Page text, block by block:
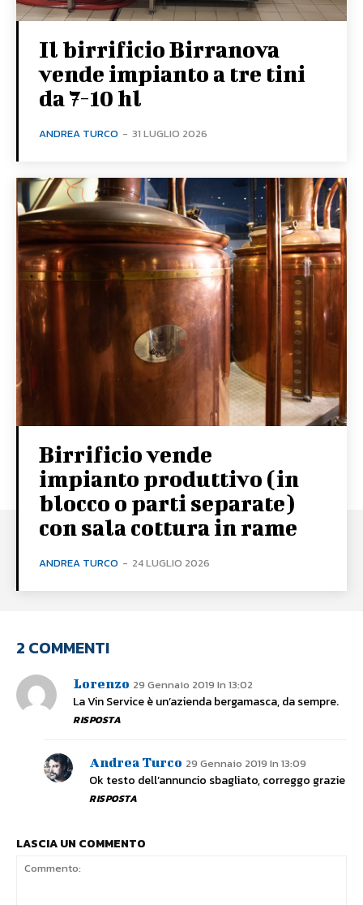
Il birrificio Birranova
vende impianto a tre tini
da 7-10 hl
ANDREA TURCO - 31 LUGLIO 2026
Birrificio vende
impianto produttivo (in
blocco o parti separate)
con sala cottura in rame
ANDREA TURCO - 24 LUGLIO 2026
2 COMMENTI
Lorenzo 29 Gennaio 2019 In 13:02
La Vin Service è un’azienda bergamasca, da sempre.
RISPOSTA
Andrea Turco 29 Gennaio 2019 In 13:09
Ok testo dell’annuncio sbagliato, correggo grazie
RISPOSTA
LASCIA UN COMMENTO